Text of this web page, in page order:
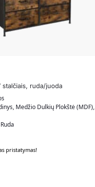
stalčiais, ruda/juoda
Medžio Dulkių Plokštė (MDF),
pristatymas!